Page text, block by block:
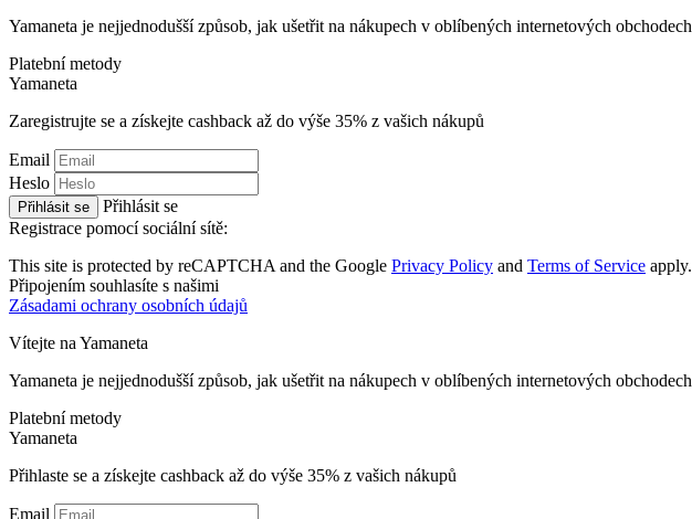
Yamaneta je nejjednodušší způsob, jak ušetřit na nákupech v oblíbených internetových obchodech
Platební metody
Yamaneta
Zaregistrujte se a získejte cashback až do výše 35% z vašich nákupů
Email
Heslo
Přihlásit se
Přihlásit se
Registrace pomocí sociální sítě:
This site is protected by reCAPTCHA and the Google Privacy Policy and Terms of Service apply.
Připojením souhlasíte s našimi
Zásadami ochrany osobních údajů
Vítejte na Yamaneta
Yamaneta je nejjednodušší způsob, jak ušetřit na nákupech v oblíbených internetových obchodech
Platební metody
Yamaneta
Přihlaste se a získejte cashback až do výše 35% z vašich nákupů
Email